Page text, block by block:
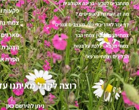
f
מתחברים לטבע - בריכה אקולוגית
מה זה העתקת גיאופיטים ?
דף עזר לאדריכלי נוף, מעצבים וגננים
צמחי מרפא מבין צמחי הבר
צמחי מרפא - ללכת על בטוח
תבלינים וצמחי מרפא
פקעות
צמחי
הצהרת
הסרת
רוצה לקבל מאיתנו
ניתן להירשם כאן